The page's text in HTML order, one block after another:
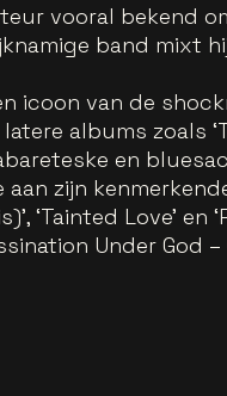
vooral bekend
band mixt
icoon van de
albums zoals ‘
en
zijn
‘Tainted Love’ en
Under God –